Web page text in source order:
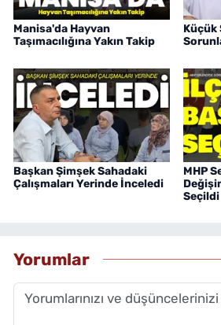
Manisa'da Hayvan
Taşımacılığına Yakın Takip
Küçük
Başkan Şimşek Sahadaki
Çalışmaları Yerinde İnceledi
MHP
Seçildi
Yorumlar